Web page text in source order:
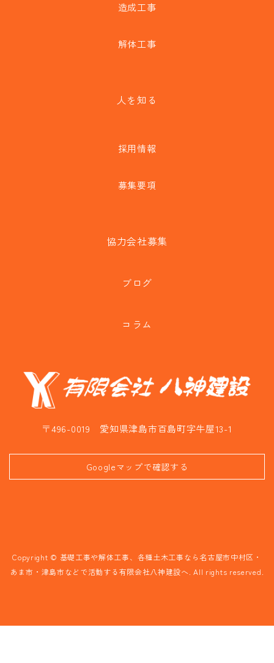
造成工事
解体工事
人を知る
採用情報
募集要項
協力会社募集
ブログ
コラム
〒496-0019 愛知県津島市百島町字牛屋13-1
Googleマップで確認する
Copyright © 基礎工事や解体工事、各種土木工事なら名古屋市中村区・
あま市・津島市などで活動する有限会社八神建設へ. All rights reserved.